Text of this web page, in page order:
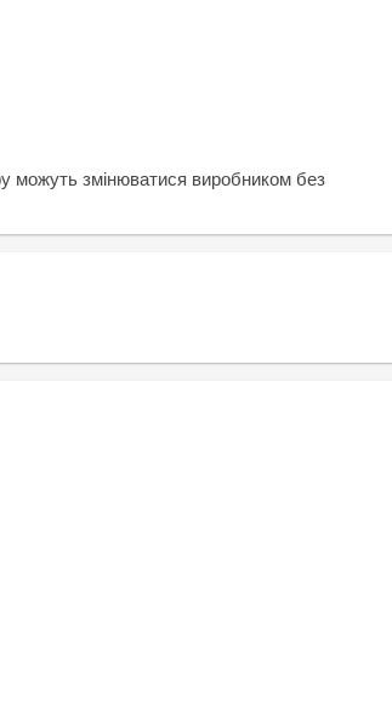
можуть змінюватися виробником без